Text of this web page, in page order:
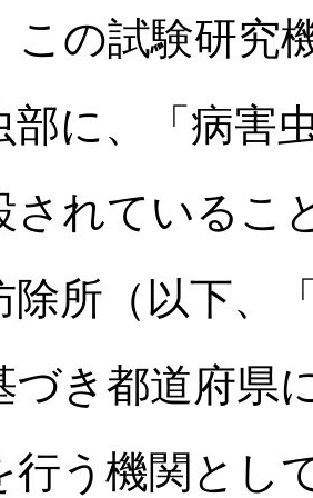
この試験研究
部に、「病害
されているこ
除所（以下、
づき都道府県
行う機関とし